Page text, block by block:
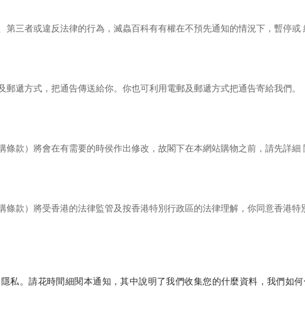
第三者或違反法律的行為，滅蟲百科有有權在不預先通知的情況下，暫停或
遞方式，把通告傳送給你。你也可利用電郵及郵遞方式把通告寄給我們。
條款）將會在有需要的時侯作出修改，故閣下在本網站購物之前，請先詳細
條款）將受香港的法律監管及按香港特別行政區的法律理解，你同意香港特
私。請花時間細閱本通知，其中說明了我們收集您的什麼資料，我們如